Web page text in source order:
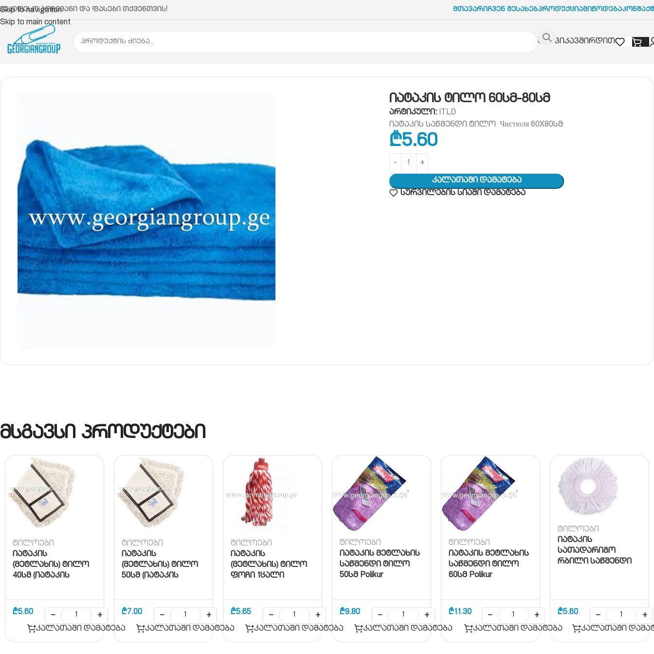
Skip to navigation
Skip to main content
არჩევანი და ფასები თქვენთვის! ᲛთავარიᲩვენ ᲨესახებᲞროდუქციაᲛიწოდება
დაგვიკავშირდით
იატაკის ტილო 60სმ-80სმ
არტიკული: ITLD
იატაკის საწმენდი ტილო Чистюля 60X80სმ
₾5.60
Კალათაში Დამატება
სურვილების სიაში დამატება
მსგავსი პროდუქტები
ტილოები
იატაკის
(მეტლახის) ტილო
40სმ (იატაკის
₾5.60 −
+
კალათაში დამატება
ტილოები
იატაკის
(მეტლახის) ტილო
50სმ (იატაკის
₾7.00 −
+
კალათაში დამატება
ტილოები
იატაკის
(მეტლახის) ტილო
ფოჩი 1ცალი
₾5.65 −
+
კალათაში დამატება
ტილოები
იატაკის მეტლახის
საწმენდი ტილო
50სმ Polikur
₾9.80 −
+
კალათაში დამატება
ტილოები
იატაკის მეტლახის
საწმენდი ტილო
60სმ Polikur
₾11.30 −
+
კალათაში დამატება
ტილოები
იატაკის
სათადარიგო
რბილი საწმენდი
₾5.60 −
+
კალათაში